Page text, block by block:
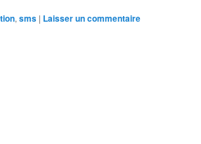
, sms | Laisser un commentaire